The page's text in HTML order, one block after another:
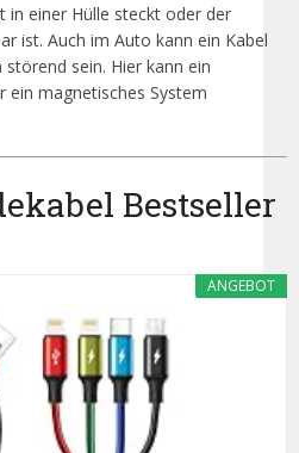
in einer Hülle steckt oder der
ist. Auch im Auto kann ein Kabel
sein. Hier kann ein
magnetisches System
Bestseller
ANGEBOT